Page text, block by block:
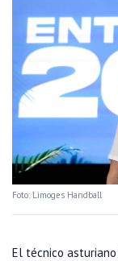
Foto: Limoges Handball
El técnico asturiano